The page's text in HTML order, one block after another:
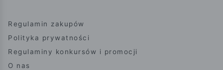
Regulamin zakupów
Polityka prywatności
Regulaminy konkursów i promocji
O nas